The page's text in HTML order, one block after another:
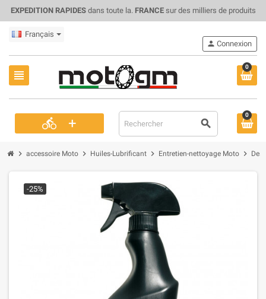
EXPEDITION RAPIDESdans toute la. FRANCEsur des milliers de produits
Français
view_headline
0
directions_bike + search
person Connexion
0
chevron_right accessoire Moto chevron_right Huiles-Lubrificant chevron_right Entretien-nettoyage Moto chevron_right
-25%